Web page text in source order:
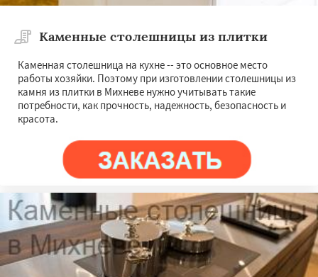
Каменные столешницы из плитки
Каменная столешница на кухне -- это основное место
работы хозяйки. Поэтому при изготовлении столешницы из
камня из плитки в Михневе нужно учитывать такие
потребности, как прочность, надежность, безопасность и
красота.